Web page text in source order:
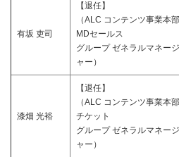
有坂 吏司
【退任】
（ALC コンテンツ事業本部
MDセールス
グループ ゼネラルマネージ
ャー）
漆畑 光裕
【退任】
（ALC コンテンツ事業本部
チケット
グループ ゼネラルマネージ
ャー）